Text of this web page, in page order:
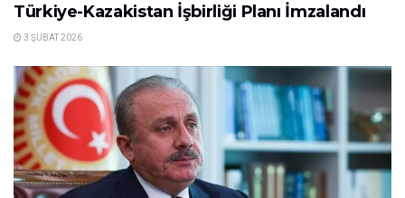
Türkiye-Kazakistan İşbirliği Planı İmzalandı
3 ŞUBAT 2026